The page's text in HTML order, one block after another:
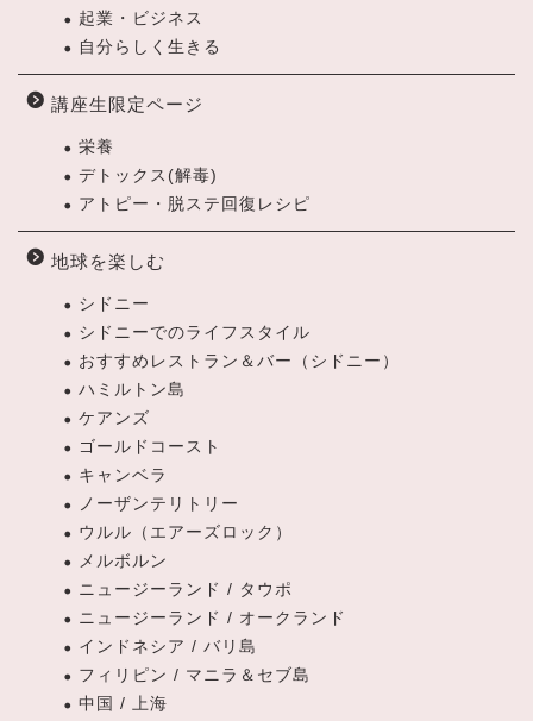
起業・ビジネス
自分らしく生きる
講座生限定ページ
栄養
デトックス(解毒)
アトピー・脱ステ回復レシピ
地球を楽しむ
シドニー
シドニーでのライフスタイル
おすすめレストラン＆バー（シドニー）
ハミルトン島
ケアンズ
ゴールドコースト
キャンベラ
ノーザンテリトリー
ウルル（エアーズロック）
メルボルン
ニュージーランド / タウポ
ニュージーランド / オークランド
インドネシア / バリ島
フィリピン / マニラ＆セブ島
中国 / 上海